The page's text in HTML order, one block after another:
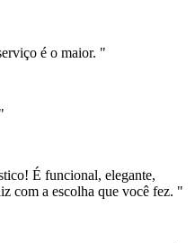
é o maior. "
É funcional, elegante,
com a escolha que você fez. "